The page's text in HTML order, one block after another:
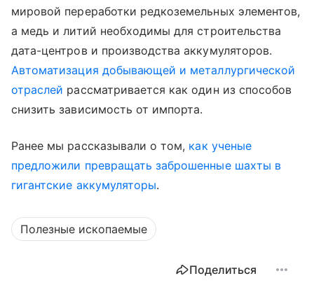
мировой переработки редкоземельных элементов,
а медь и литий необходимы для строительства
дата-центров и производства аккумуляторов.
Автоматизация добывающей и металлургической
отраслей рассматривается как один из способов
снизить зависимость от импорта.
Ранее мы рассказывали о том, как ученые
предложили превращать заброшенные шахты в
гигантские аккумуляторы.
Полезные ископаемые
Поделиться